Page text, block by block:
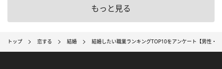
もっと見る
トップ 恋する 結婚 結婚したい職業ランキングTOP10をアンケート【男性・